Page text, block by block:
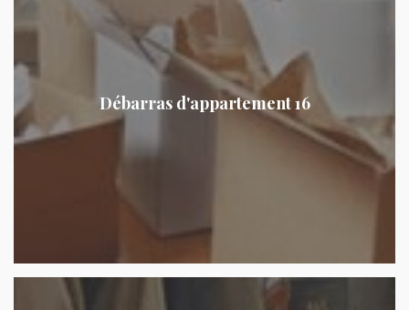
Débarras d'appartement 16